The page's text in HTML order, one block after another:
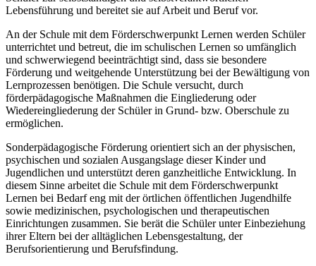
Lebensführung und bereitet sie auf Arbeit und Beruf vor.
An der Schule mit dem Förderschwerpunkt Lernen werden Schüler
unterrichtet und betreut, die im schulischen Lernen so umfänglich
und schwerwiegend beeinträchtigt sind, dass sie besondere
Förderung und weitgehende Unterstützung bei der Bewältigung von
Lernprozessen benötigen. Die Schule versucht, durch
förderpädagogische Maßnahmen die Eingliederung oder
Wiedereingliederung der Schüler in Grund- bzw. Oberschule zu
ermöglichen.
Sonderpädagogische Förderung orientiert sich an der physischen,
psychischen und sozialen Ausgangslage dieser Kinder und
Jugendlichen und unterstützt deren ganzheitliche Entwicklung. In
diesem Sinne arbeitet die Schule mit dem Förderschwerpunkt
Lernen bei Bedarf eng mit der örtlichen öffentlichen Jugendhilfe
sowie medizinischen, psychologischen und therapeutischen
Einrichtungen zusammen. Sie berät die Schüler unter Einbeziehung
ihrer Eltern bei der alltäglichen Lebensgestaltung, der
Berufsorientierung und Berufsfindung.